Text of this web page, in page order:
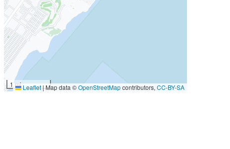
1 miLeaflet|Map data ©OpenStreetMapcontributors, CC-BY-SA